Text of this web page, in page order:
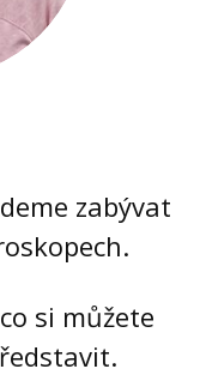
zabývat
si můžete